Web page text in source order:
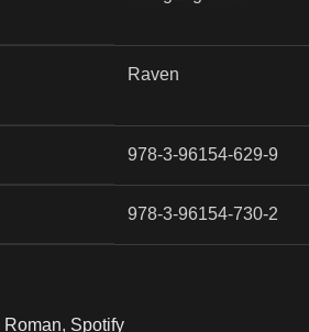
Raven
978-3-96154-629-9
978-3-96154-730-2
Roman, Spotify